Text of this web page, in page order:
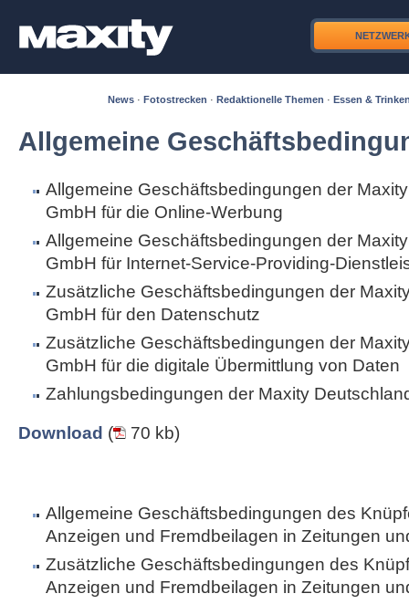
News · Fotostrecken · Redaktionelle Themen · Essen &
Allgemeine
Allgemeine Geschäftsbedingungen der
GmbH für die Online-Werbung
Allgemeine Geschäftsbedingungen der
GmbH für Internet-Service-Providing-
Zusätzliche Geschäftsbedingungen der
GmbH für den Datenschutz
Zusätzliche Geschäftsbedingungen der
GmbH für die digitale Übermittlung von Daten
Zahlungsbedingungen der Maxity
Download ( 70 kb)
Allgemeine Geschäftsbedingungen des
Anzeigen und Fremdbeilagen in Zeitungen
Zusätzliche Geschäftsbedingungen des
Anzeigen und Fremdbeilagen in Zeitungen